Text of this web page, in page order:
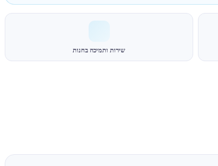
שירות ותמיכה בחנות